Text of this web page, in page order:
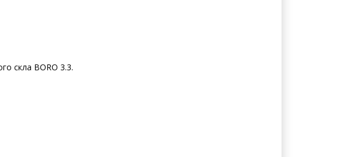
скла BORO 3.3.